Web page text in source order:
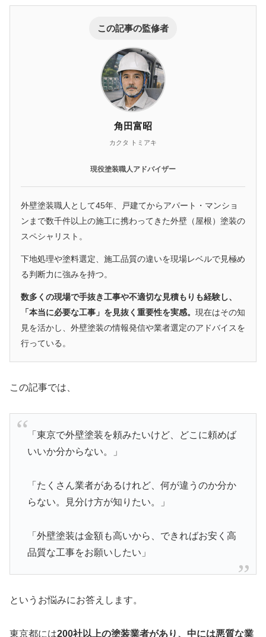
この記事の監修者
角田富昭
カクタ トミアキ
現役塗装職人アドバイザー
外壁塗装職人として45年、戸建てからアパート・マンショ
ンまで数千件以上の施工に携わってきた外壁（屋根）塗装の
スペシャリスト。
下地処理や塗料選定、施工品質の違いを現場レベルで見極め
る判断力に強みを持つ。
数多くの現場で手抜き工事や不適切な見積もりも経験し、
「本当に必要な工事」を見抜く重要性を実感。 現在はその知
見を活かし、外壁塗装の情報発信や業者選定のアドバイスを
行っている。
この記事では、
「東京で外壁塗装を頼みたいけど、どこに頼めば
いいか分からない。」
「たくさん業者があるけれど、何が違うのか分か
らない。見分け方が知りたい。」
「外壁塗装は金額も高いから、できればお安く高
品質な工事をお願いしたい」
というお悩みにお答えします。
東京都には200社以上の塗装業者があり、中には悪質な業